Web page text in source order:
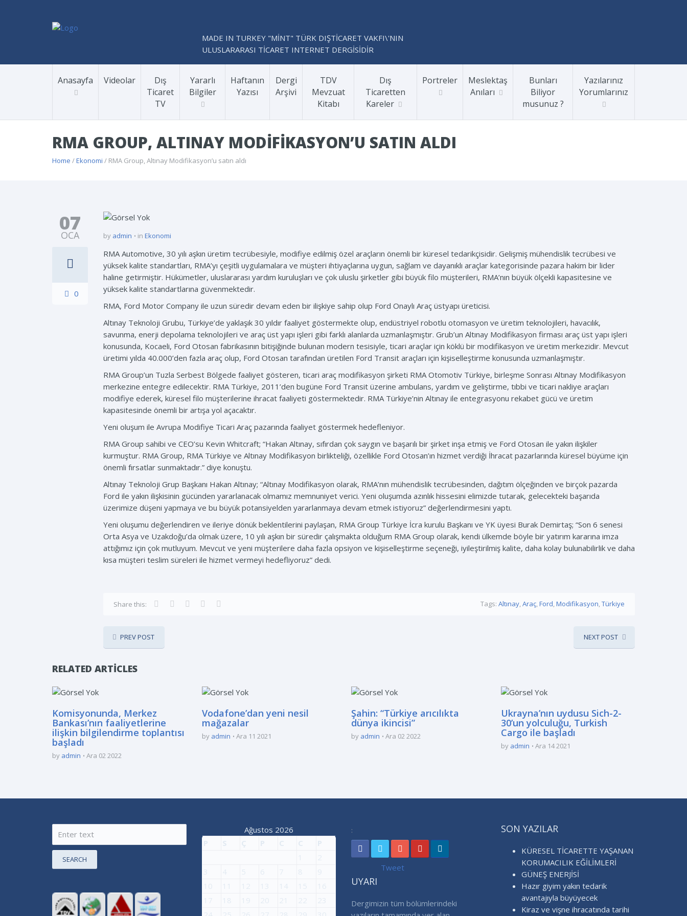
MADE IN TURKEY "MİNT" TÜRK DIŞTİCARET VAKFI\'NIN
ULUSLARARASI TİCARET INTERNET DERGİSİDİR
Anasayfa Videolar
Dış
Ticaret
TV
Yararlı
Bilgiler
Haftanın
Yazısı
Dergi
Arşivi
TDV
Mevzuat
Kitabı
Dış
Ticaretten
Kareler
Portreler
Meslektaş
Anıları
Bunları
Biliyor
musunuz ?
Yazılarınız
Yorumlarınız
RMA GROUP, ALTINAY MODIFIKASYON’U SATIN ALDI
Home /Ekonomi / RMA Group, Altınay Modifikasyon’u satın aldı
07
OCA
0
by admin in Ekonomi
RMA Automotive, 30 yılı aşkın üretim tecrübesiyle, modifiye edilmiş özel araçların önemli bir küresel tedarikçisidir. Gelişmiş mühendislik tecrübesi ve
yüksek kalite standartları, RMA’yı çeşitli uygulamalara ve müşteri ihtiyaçlarına uygun, sağlam ve dayanıklı araçlar kategorisinde pazara hakim bir lider
haline getirmiştir. Hükümetler, uluslararası yardım kuruluşları ve çok uluslu şirketler gibi büyük filo müşterileri, RMA’nın büyük ölçekli kapasitesine ve
yüksek kalite standartlarına güvenmektedir.
RMA, Ford Motor Company ile uzun süredir devam eden bir ilişkiye sahip olup Ford Onaylı Araç üstyapı üreticisi.
Altınay Teknoloji Grubu, Türkiye’de yaklaşık 30 yıldır faaliyet göstermekte olup, endüstriyel robotlu otomasyon ve üretim teknolojileri, havacılık,
savunma, enerji depolama teknolojileri ve araç üst yapı işleri gibi farklı alanlarda uzmanlaşmıştır. Grub’un Altınay Modifikasyon firması araç üst yapı işleri
konusunda, Kocaeli, Ford Otosan fabrikasının bitişiğinde bulunan modern tesisiyle, ticari araçlar için köklü bir modifikasyon ve üretim merkezidir. Mevcut
üretimi yılda 40.000’den fazla araç olup, Ford Otosan tarafından üretilen Ford Transit araçları için kişiselleştirme konusunda uzmanlaşmıştır.
RMA Group’un Tuzla Serbest Bölgede faaliyet gösteren, ticari araç modifikasyon şirketi RMA Otomotiv Türkiye, birleşme Sonrası Altınay Modifikasyon
merkezine entegre edilecektir. RMA Türkiye, 2011’den bugüne Ford Transit üzerine ambulans, yardım ve geliştirme, tıbbi ve ticari nakliye araçları
modifiye ederek, küresel filo müşterilerine ihracat faaliyeti göstermektedir. RMA Türkiye’nin Altınay ile entegrasyonu rekabet gücü ve üretim
kapasitesinde önemli bir artışa yol açacaktır.
Yeni oluşum ile Avrupa Modifiye Ticari Araç pazarında faaliyet göstermek hedefleniyor.
RMA Group sahibi ve CEO’su Kevin Whitcraft; “Hakan Altınay, sıfırdan çok saygın ve başarılı bir şirket inşa etmiş ve Ford Otosan ile yakın ilişkiler
kurmuştur. RMA Group, RMA Türkiye ve Altınay Modifikasyon birlikteliği, özellikle Ford Otosan’ın hizmet verdiği İhracat pazarlarında küresel büyüme için
önemli fırsatlar sunmaktadır.” diye konuştu.
Altınay Teknoloji Grup Başkanı Hakan Altınay; “Altınay Modifikasyon olarak, RMA’nın mühendislik tecrübesinden, dağıtım ölçeğinden ve birçok pazarda
Ford ile yakın ilişkisinin gücünden yararlanacak olmamız memnuniyet verici. Yeni oluşumda azınlık hissesini elimizde tutarak, gelecekteki başarıda
üzerimize düşeni yapmaya ve bu büyük potansiyelden yararlanmaya devam etmek istiyoruz” değerlendirmesini yaptı.
Yeni oluşumu değerlendiren ve ileriye dönük beklentilerini paylaşan, RMA Group Türkiye İcra kurulu Başkanı ve YK üyesi Burak Demirtaş; “Son 6 senesi
Orta Asya ve Uzakdoğu’da olmak üzere, 10 yılı aşkın bir süredir çalışmakta olduğum RMA Group olarak, kendi ülkemde böyle bir yatırım kararına imza
attığımız için çok mutluyum. Mevcut ve yeni müşterilere daha fazla opsiyon ve kişiselleştirme seçeneği, iyileştirilmiş kalite, daha kolay bulunabilirlik ve daha
kısa müşteri teslim süreleri ile hizmet vermeyi hedefliyoruz” dedi.
Share this: Tags: Altınay,Araç,Ford,Modifikasyon,Türkiye
PREV POST NEXT POST
RELATED ARTICLES
Komisyonunda, Merkez
Bankası’nın faaliyetlerine
ilişkin bilgilendirme toplantısı
başladı
by admin Ara 02 2022
Vodafone’dan yeni nesil
mağazalar
by admin Ara 11 2021
Şahin: “Türkiye arıcılıkta
dünya ikincisi”
by admin Ara 02 2022
Ukrayna’nın uydusu Sich-2-
30’un yolculuğu, Turkish
Cargo ile başladı
by admin Ara 14 2021
SEARCH
Ağustos 2026
P
S Ç P C C
P
1
2
3
4 5 6 7 8
9
10
11 12 13 14 15
16
17
18 19 20 21 22
23
:
Tweet
UYARI
Dergimizin tüm bölümlerindeki
SON YAZILAR
KÜRESEL TİCARETTE YAŞANAN
KORUMACILIK EĞİLİMLERİ
GÜNEŞ ENERJİSİ
Hazır giyim yakın tedarik
avantajıyla büyüyecek
Kiraz ve vişne ihracatında tarihi